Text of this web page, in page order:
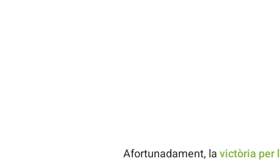
Afortunadament, la victòria per